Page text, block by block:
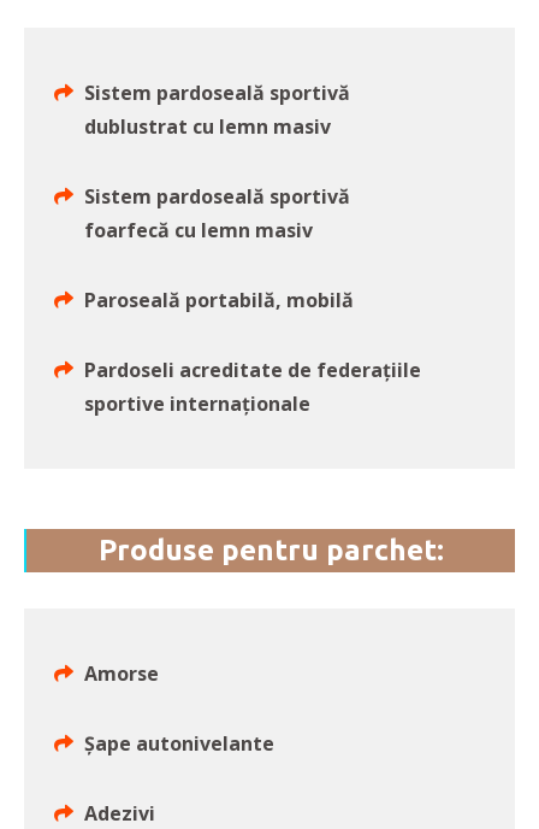
Sistem pardoseală sportivă
dublustrat cu lemn masiv
Sistem pardoseală sportivă
foarfecă cu lemn masiv
Paroseală portabilă, mobilă
Pardoseli acreditate de federaţiile
sportive internaţionale
Produse pentru parchet:
Amorse
Şape autonivelante
Adezivi